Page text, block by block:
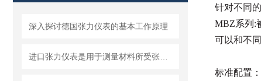
深入探讨德国张力仪表的基本工作原理
针对不同
MBZ系列:
可以和不
标准配置：